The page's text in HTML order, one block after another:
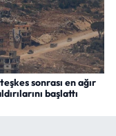
sonrası en ağır
başlattı